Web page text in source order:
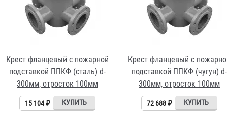
Крест фланцевый с пожарной
подставкой ППКФ (сталь) d-
300мм, отросток 100мм
15 104 ₽
Крест фланцевый с
подставкой ППКФ (чугун) d-
300мм, отросток 100мм
72 688 ₽